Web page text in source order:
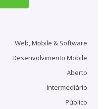
Web, Mobile & Software
Desenvolvimento Mobile
Aberto
Intermediário
Público